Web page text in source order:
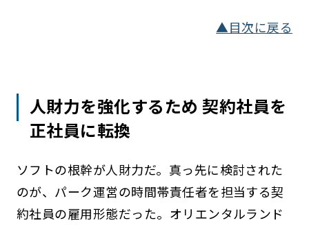
▲目次に戻る
人財力を強化するため 契約社員を
正社員に転換
ソフトの根幹が人財力だ。真っ先に検討された
のが、パーク運営の時間帯責任者を担当する契
約社員の雇用形態だった。オリエンタルランド